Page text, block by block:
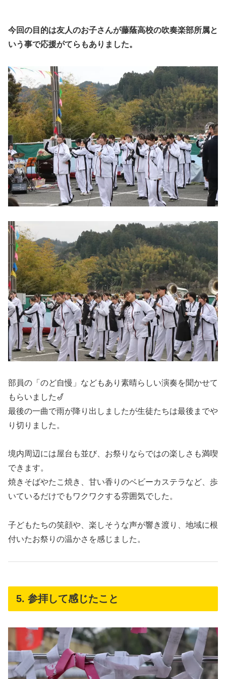
今回の目的は友人のお子さんが藤蔭高校の吹奏楽部所属と
いう事で応援がてらもありました。
部員の「のど自慢」などもあり素晴らしい演奏を聞かせて
もらいました🎷
最後の一曲で雨が降り出しましたが生徒たちは最後までや
り切りました。
境内周辺には屋台も並び、お祭りならではの楽しさも満喫
できます。
焼きそばやたこ焼き、甘い香りのベビーカステラなど、歩
いているだけでもワクワクする雰囲気でした。
子どもたちの笑顔や、楽しそうな声が響き渡り、地域に根
付いたお祭りの温かさを感じました。
5. 参拝して感じたこと